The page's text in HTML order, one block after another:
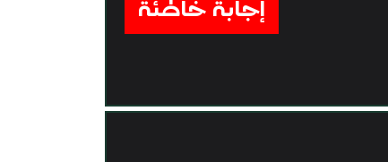
إجابة خاطئة